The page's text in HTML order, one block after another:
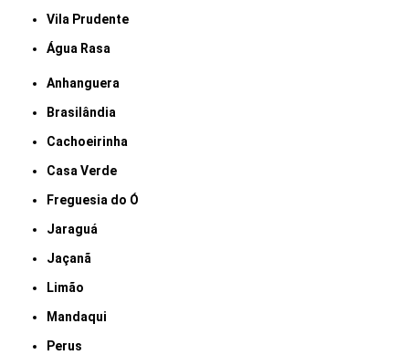
Vila Prudente
Água Rasa
Anhanguera
Brasilândia
Cachoeirinha
Casa Verde
Freguesia do Ó
Jaraguá
Jaçanã
Limão
Mandaqui
Perus